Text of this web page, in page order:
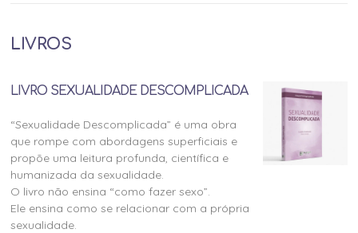
LIVROS
LIVRO SEXUALIDADE DESCOMPLICADA
“Sexualidade Descomplicada” é uma obra
que rompe com abordagens superficiais e
propõe uma leitura profunda, científica e
humanizada da sexualidade.
O livro não ensina “como fazer sexo”.
Ele ensina como se relacionar com a própria
sexualidade.